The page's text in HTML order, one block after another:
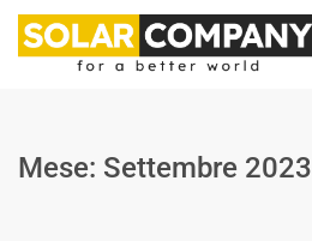
Mese: Settembre 2023